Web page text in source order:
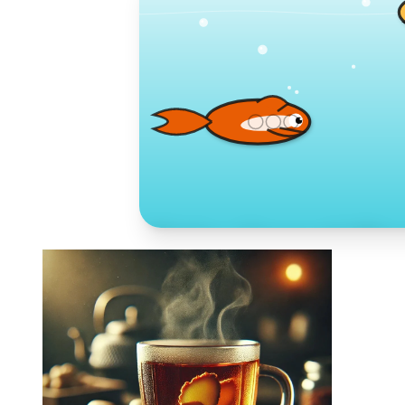
Toko Jurnal
KLIK / SENTUH UNTUK